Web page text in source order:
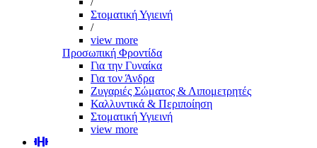
Στοματική Υγιεινή
/
view more
Προσωπική Φροντίδα
Για την Γυναίκα
Για τον Άνδρα
Ζυγαριές Σώματος & Λιπομετρητές
Καλλυντικά & Περιποίηση
Στοματική Υγιεινή
view more